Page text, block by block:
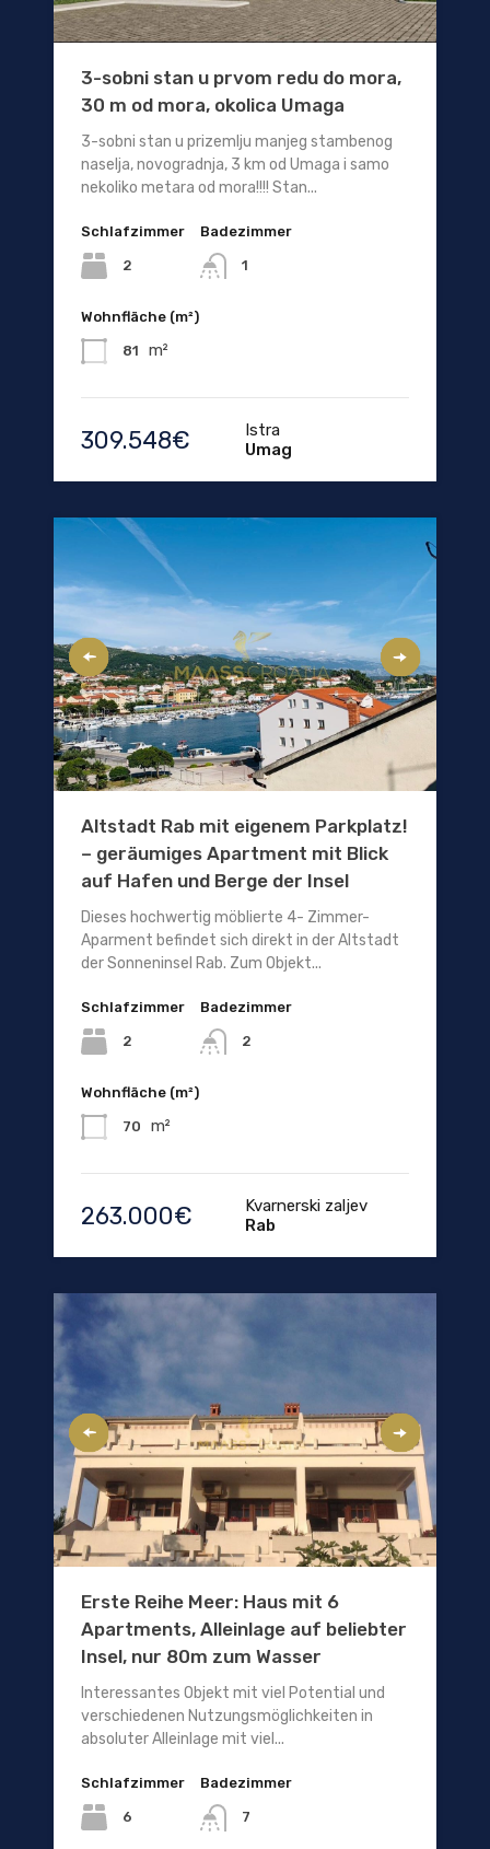
3-sobni stan u prvom redu do mora,
30 m od mora, okolica Umaga
3-sobni stan u prizemlju manjeg stambenog
naselja, novogradnja, 3 km od Umaga i samo
nekoliko metara od mora!!!! Stan...
Schlafzimmer
2
Badezimmer
1
Wohnfläche (m²)
81 m²
309.548€
Istra
Umag
Altstadt Rab mit eigenem Parkplatz!
– geräumiges Apartment mit Blick
auf Hafen und Berge der Insel
Dieses hochwertig möblierte 4- Zimmer-
Aparment befindet sich direkt in der Altstadt
der Sonneninsel Rab. Zum Objekt...
Schlafzimmer
2
Badezimmer
2
Wohnfläche (m²)
70 m²
263.000€
Kvarnerski zaljev
Rab
Erste Reihe Meer: Haus mit 6
Apartments, Alleinlage auf beliebter
Insel, nur 80m zum Wasser
Interessantes Objekt mit viel Potential und
verschiedenen Nutzungsmöglichkeiten in
absoluter Alleinlage mit viel...
Schlafzimmer
6
Badezimmer
7